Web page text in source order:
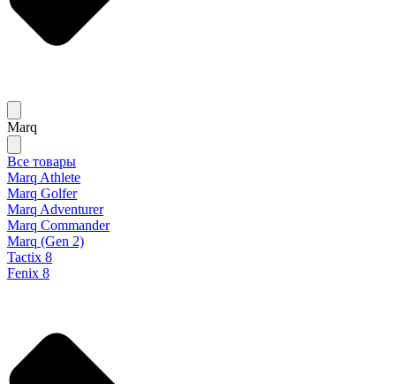
Marq
Все товары
Marq Athlete
Marq Golfer
Marq Adventurer
Marq Commander
Marq (Gen 2)
Tactix 8
Fenix 8